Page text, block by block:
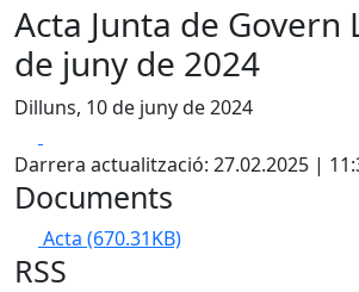
Acta Junta de Govern
de juny de 2024
Dilluns, 10 de juny de 2024
Darrera actualització: 27.02.2025 |
Documents
Acta (670.31KB)
RSS